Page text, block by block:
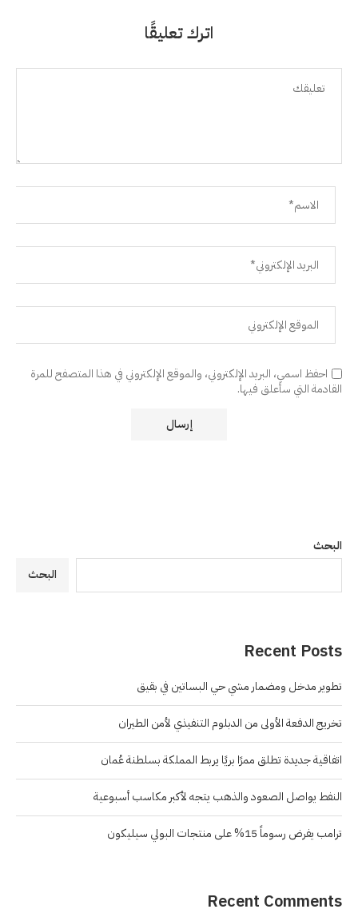
اترك تعليقًا
احفظ اسمي، البريد الإلكتروني، والموقع الإلكتروني في هذا المتصفح للمرة
القادمة التي سأعلق فيها.
البحث
البحث
Recent Posts
تطوير مدخل ومضمار مشي حي البساتين في بقيق
تخريج الدفعة الأولى من الدبلوم التنفيذي لأمن الطيران
اتفاقية جديدة تطلق ممرًا بريًا يربط المملكة بسلطنة عُمان
النفط يواصل الصعود والذهب يتجه لأكبر مكاسب أسبوعية
ترامب يفرض رسوماً 15% على منتجات البولي سيليكون
Recent Comments